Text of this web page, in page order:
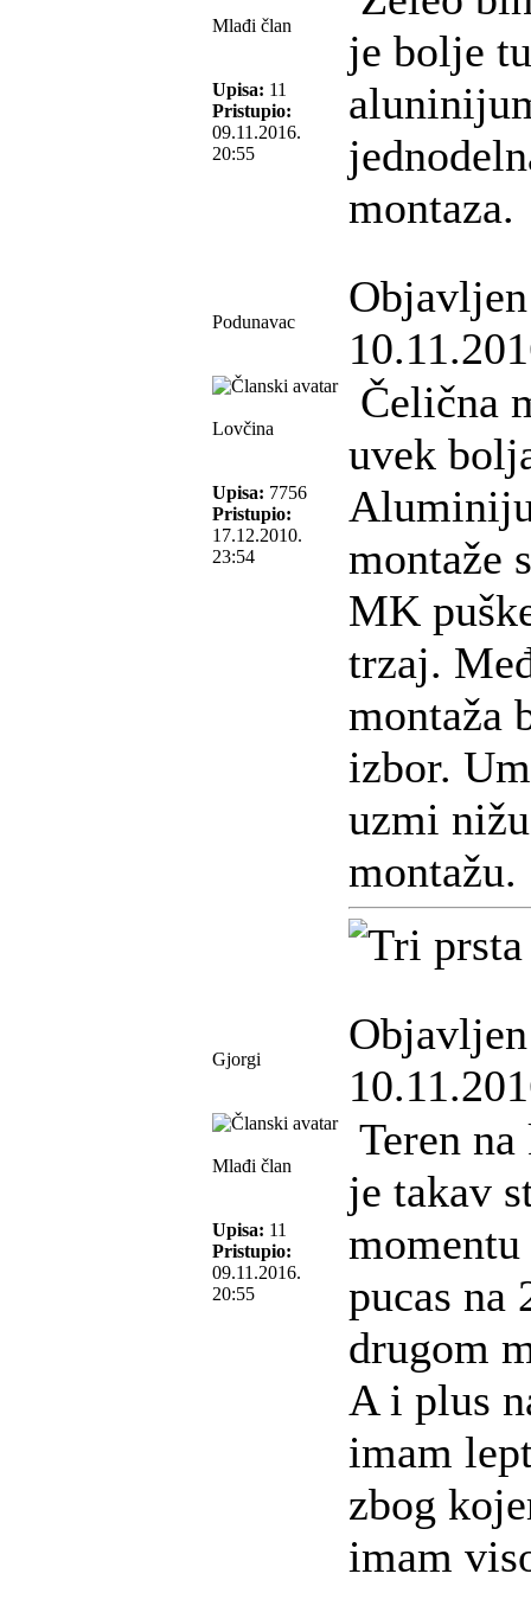
Mlađi član
Upisa: 11
Pristupio:
09.11.2016.
20:55
je bolje
montaza.
Podunavac
Objavljen
Lovčina
Upisa: 7756
Pristupio:
17.12.2010.
23:54
Čelična
uvek
montaže
MK
trzaj.
montaža
izbor.
uzmi
montažu.
Gjorgi
Objavljen
Mlađi član
Upisa: 11
Pristupio:
09.11.2016.
20:55
Teren
je takav
momentu
pucas na
drugom
A i plus
imam
zbog
imam